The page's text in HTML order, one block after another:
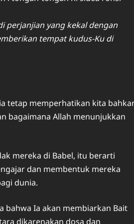
perjanjian yang kekal dengan
tempat kudus-Ku di
tetap memperhatikan kita
bagaimana Allah menunjukkan
mereka di Babel, itu berarti
dan membentuk mereka
dunia.
bahwa Ia akan membiarkan Bait
dikarenakan dosa dan